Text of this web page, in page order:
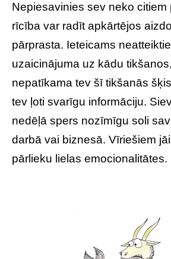
Nepiesavinies sev neko citiem
rīcība var radīt apkārtējos
pārprasta. Ieteicams
uzaicinājuma uz kādu
nepatīkama tev šī tikšanās
tev ļoti svarīgu informāciju.
nedēļā spers nozīmīgu soli
darbā vai biznesā. Vīriešiem
pārlieku lielas emocionalitātes.